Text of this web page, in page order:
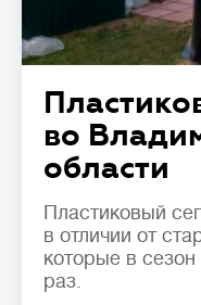
во
области
Пластиковый
в отличии от
которые в сезон
раз.